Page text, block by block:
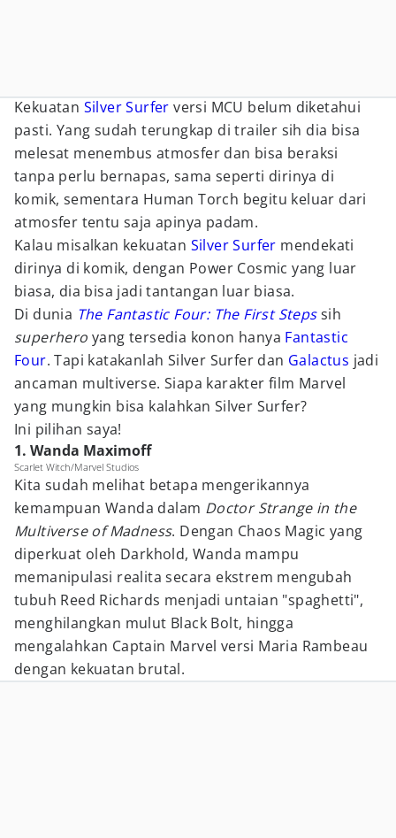
Kekuatan Silver Surfer versi MCU belum diketahui
pasti. Yang sudah terungkap di trailer sih dia bisa
melesat menembus atmosfer dan bisa beraksi
tanpa perlu bernapas, sama seperti dirinya di
komik, sementara Human Torch begitu keluar dari
atmosfer tentu saja apinya padam.
Kalau misalkan kekuatan Silver Surfer mendekati
dirinya di komik, dengan Power Cosmic yang luar
biasa, dia bisa jadi tantangan luar biasa.
Di dunia The Fantastic Four: The First Stepssih
superhero yang tersedia konon hanya Fantastic
Four. Tapi katakanlah Silver Surfer dan Galactus jadi
ancaman multiverse. Siapa karakter film Marvel
yang mungkin bisa kalahkan Silver Surfer?
Ini pilihan saya!
1. Wanda Maximoff
Scarlet Witch/Marvel Studios
Kita sudah melihat betapa mengerikannya
kemampuan Wanda dalam Doctor Strange in the
Multiverse of Madness. Dengan Chaos Magic yang
diperkuat oleh Darkhold, Wanda mampu
memanipulasi realita secara ekstrem mengubah
tubuh Reed Richards menjadi untaian "spaghetti",
menghilangkan mulut Black Bolt, hingga
mengalahkan Captain Marvel versi Maria Rambeau
dengan kekuatan brutal.